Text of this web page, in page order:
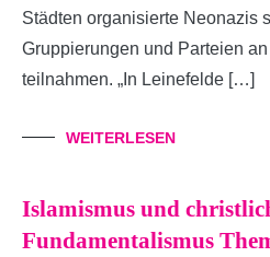
Städten organisierte Neonazis
Gruppierungen und Parteien
teilnahmen. „In Leinefelde […]
WEITERLESEN
Islamismus und
Fundamentalismus